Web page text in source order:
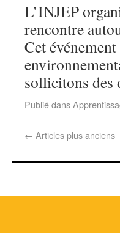
L’INJEP
rencontre
Cet
sollicitons des
Publié dans
← Articles plus anciens